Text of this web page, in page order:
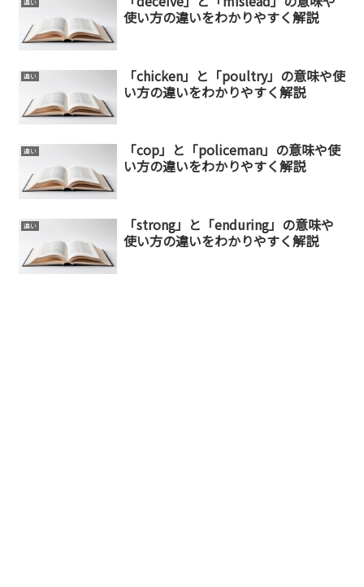
違い
使い方の違いをわかりやすく解説
違い
「chicken」と「poultry」の意味や使
い方の違いをわかりやすく解説
違い
「cop」と「policeman」の意味や使
い方の違いをわかりやすく解説
違い
「strong」と「enduring」の意味や
使い方の違いをわかりやすく解説